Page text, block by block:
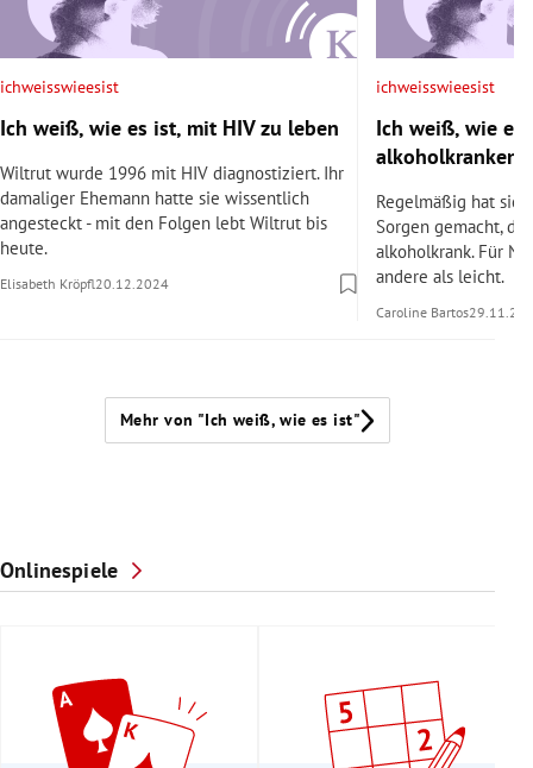
ichweisswieesist
Ich weiß, wie es ist, mit HIV zu leben
Wiltrut wurde 1996 mit HIV diagnostiziert. Ihr
damaliger Ehemann hatte sie wissentlich
angesteckt - mit den Folgen lebt Wiltrut bis
heute.
Elisabeth Kröpfl20.12.2024
ichweisswieesist
Ich weiß, wie es
alkoholkranken
Regelmäßig hat
Sorgen gemacht,
alkoholkrank. Für
andere als leicht.
Caroline Bartos
Mehr von "Ich weiß, wie es ist"
Onlinespiele